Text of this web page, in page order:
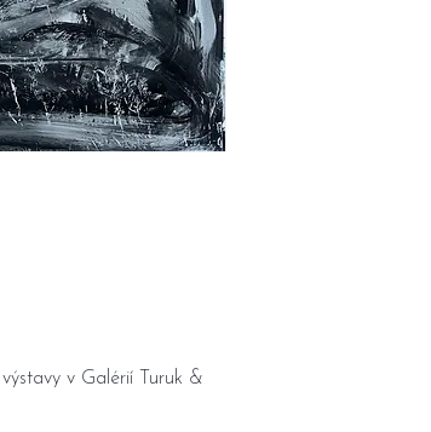
v Galérií Turuk &